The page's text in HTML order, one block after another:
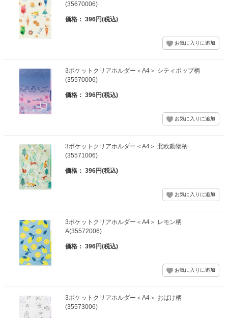
(35670006)
価格： 396円(税込)
3ポケットクリアホルダー＜A4＞ シティポップ柄
(35570006)
価格： 396円(税込)
3ポケットクリアホルダー＜A4＞ 北欧動物柄
(35571006)
価格： 396円(税込)
3ポケットクリアホルダー＜A4＞ レモン柄
A(35572006)
価格： 396円(税込)
3ポケットクリアホルダー＜A4＞ おばけ柄
(35573006)